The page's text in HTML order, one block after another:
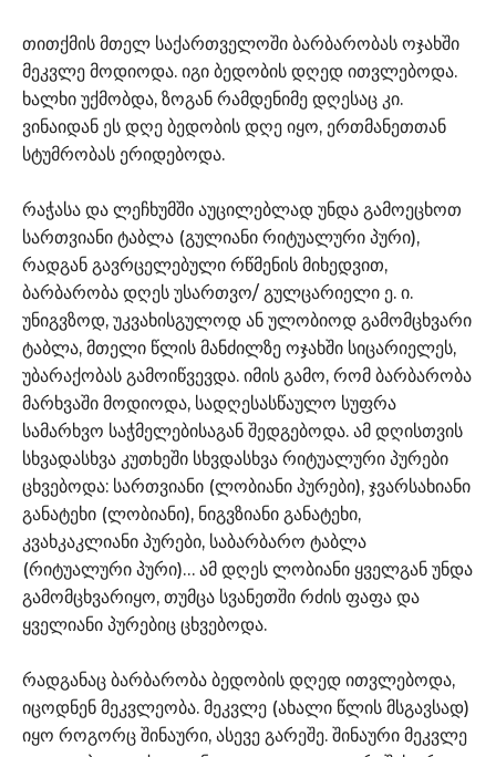
თითქმის მთელ საქართველოში ბარბარობას ოჯახში
მეკვლე მოდიოდა. იგი ბედობის დღედ ითვლებოდა.
ხალხი უქმობდა, ზოგან რამდენიმე დღესაც კი.
ვინაიდან ეს დღე ბედობის დღე იყო, ერთმანეთთან
სტუმრობას ერიდებოდა.
რაჭასა და ლეჩხუმში აუცილებლად უნდა გამოეცხოთ
სართვიანი ტაბლა (გულიანი რიტუალური პური),
რადგან გავრცელებული რწმენის მიხედვით,
ბარბარობა დღეს უსართვო/ გულცარიელი ე. ი.
უნიგვზოდ, უკვახისგულოდ ან ულობიოდ გამომცხვარი
ტაბლა, მთელი წლის მანძილზე ოჯახში სიცარიელეს,
უბარაქობას გამოიწვევდა. იმის გამო, რომ ბარბარობა
მარხვაში მოდიოდა, სადღესასწაულო სუფრა
სამარხვო საჭმელებისაგან შედგებოდა. ამ დღისთვის
სხვადასხვა კუთხეში სხვდასხვა რიტუალური პურები
ცხვებოდა: სართვიანი (ლობიანი პურები), ჯვარსახიანი
განატეხი (ლობიანი), ნიგვზიანი განატეხი,
კვახკაკლიანი პურები, საბარბარო ტაბლა
(რიტუალური პური)… ამ დღეს ლობიანი ყველგან უნდა
გამომცხვარიყო, თუმცა სვანეთში რძის ფაფა და
ყველიანი პურებიც ცხვებოდა.
რადგანაც ბარბარობა ბედობის დღედ ითვლებოდა,
იცოდნენ მეკვლეობა. მეკვლე (ახალი წლის მსგავსად)
იყო როგორც შინაური, ასევე გარეშე. შინაური მეკვლე